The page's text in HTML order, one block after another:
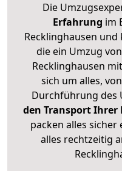
Die
Erfahrung im
Recklinghausen
die ein Umzug
Recklinghausen
sich um alles,
Durchführung des
den Transport Ihrer
packen alles sicher
alles rechtzeitig